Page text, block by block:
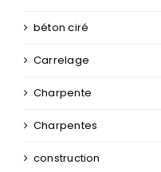
béton ciré
Carrelage
Charpente
Charpentes
construction